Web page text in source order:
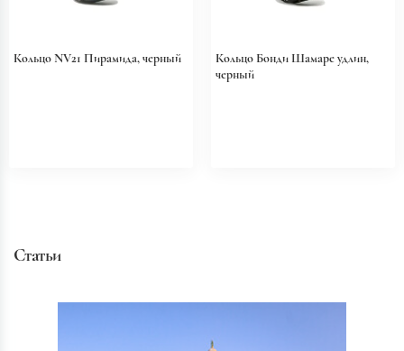
Кольцо NV21 Пирамида, черный
Кольцо Бонди Шамаре удлин,
черный
Статьи